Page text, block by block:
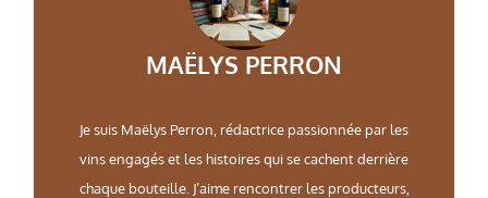
MAËLYS PERRON
Je suis Maëlys Perron, rédactrice passionnée par les
vins engagés et les histoires qui se cachent derrière
chaque bouteille. J’aime rencontrer les producteurs,